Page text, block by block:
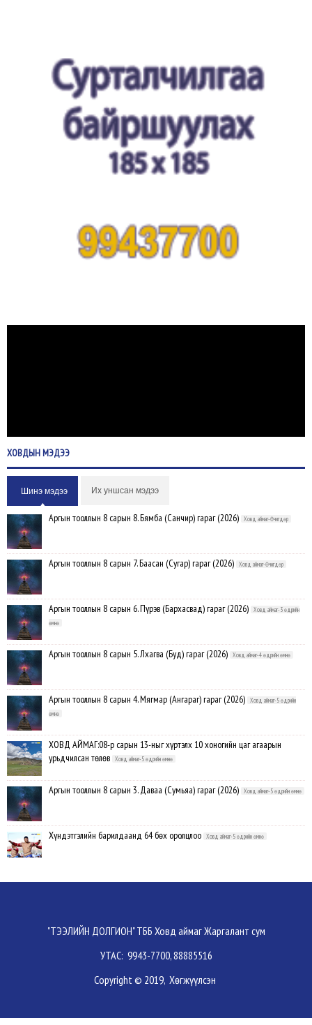
ХОВДЫН МЭДЭЭ
Шинэ мэдээ Их уншсан мэдээ
Аргын тооллын 8 сарын 8. Бямба (Санчир) гараг (2026) Ховд аймаг-Өчигдөр
Аргын тооллын 8 сарын 7. Баасан (Сугар) гараг (2026) Ховд аймаг-Өчигдөр
Аргын тооллын 8 сарын 6. Пүрэв (Бархасвад) гараг (2026)
Ховд аймаг-3 өдрийн
өмнө
Аргын тооллын 8 сарын 5. Лхагва (Буд) гараг (2026) Ховд аймаг-4 өдрийн өмнө
Аргын тооллын 8 сарын 4. Мягмар (Ангараг) гараг (2026)
Ховд аймаг-5 өдрийн
өмнө
ХОВД АЙМАГ:08-р сарын 13-ныг хүртэлх 10 хоногийн цаг агаарын
урьдчилсан төлөв
Ховд аймаг-5 өдрийн өмнө
Аргын тооллын 8 сарын 3. Даваа (Сумьяа) гараг (2026) Ховд аймаг-5 өдрийн өмнө
Хүндэтгэлийн барилдаанд 64 бөх оролцлоо Ховд аймаг-5 өдрийн өмнө
Улсын цол, чимэг хүртсэн бөхчүүд, харваачдад хүндэтгэл үзүүлэв
Ховд
Үндэсний сурын харвааны шилдгүүд тодорлоо
Шагайн харвааны шилдгүүд тодорлоо Ховд аймаг-5 өдрийн өмнө
"ТЭЭЛИЙН ДОЛГИОН" ТББ Ховд аймаг Жаргалант сум
УТАС: 9943-7700, 88885516
Copyright © 2019, Хөгжүүлсэн